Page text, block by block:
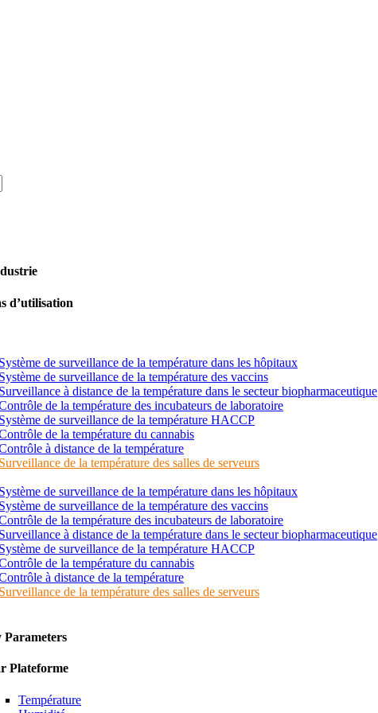
d’utilisation
Système de surveillance de la température dans les hôpitaux
Système de surveillance de la température des vaccins
Surveillance à distance de la température dans le secteur biopharmaceutique
de la température des incubateurs de laboratoire
Système de surveillance de la température HACCP
de la température du cannabis
à distance de la température
Surveillance de la température des salles de serveurs
Système de surveillance de la température dans les hôpitaux
Système de surveillance de la température des vaccins
de la température des incubateurs de laboratoire
Surveillance à distance de la température dans le secteur biopharmaceutique
Système de surveillance de la température HACCP
de la température du cannabis
à distance de la température
Surveillance de la température des salles de serveurs
Parameters
Plateforme
Température